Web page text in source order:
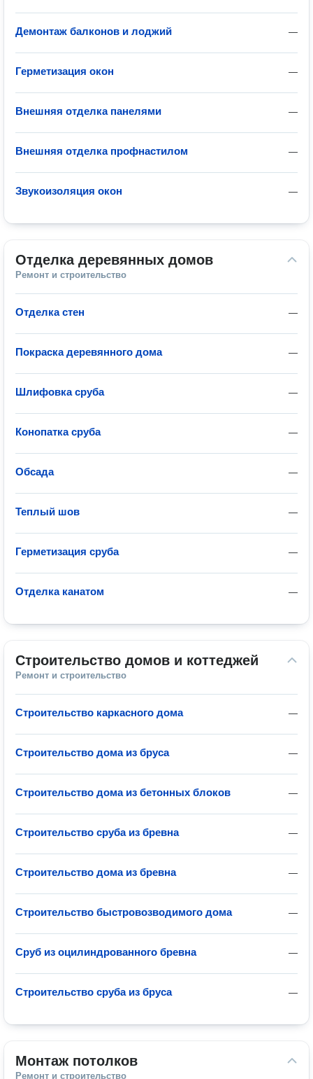
—
Демонтаж балконов и лоджий
—
Герметизация окон
—
Внешняя отделка панелями
—
Внешняя отделка профнастилом
—
Звукоизоляция окон
Отделка деревянных домов
Ремонт и строительство
—
Отделка стен
—
Покраска деревянного дома
—
Шлифовка сруба
—
Конопатка сруба
—
Обсада
—
Теплый шов
—
Герметизация сруба
—
Отделка канатом
Строительство домов и коттеджей
Ремонт и строительство
—
Строительство каркасного дома
—
Строительство дома из бруса
—
Строительство дома из бетонных блоков
—
Строительство сруба из бревна
—
Строительство дома из бревна
—
Строительство быстровозводимого дома
—
Сруб из оцилиндрованного бревна
—
Строительство сруба из бруса
Монтаж потолков
Ремонт и строительство